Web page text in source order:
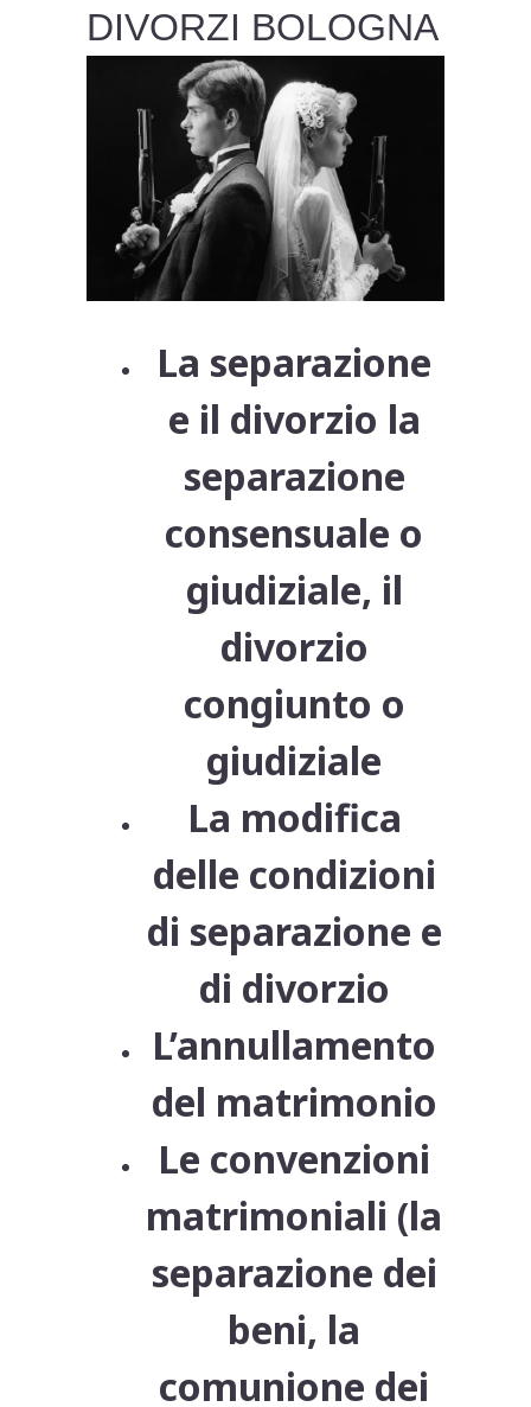
DIVORZI BOLOGNA
La separazione
e il divorzio la
separazione
consensuale o
giudiziale, il
divorzio
congiunto o
giudiziale
La modifica
delle condizioni
di separazione e
di divorzio
L’annullamento
del matrimonio
Le convenzioni
matrimoniali (la
separazione dei
beni, la
comunione dei